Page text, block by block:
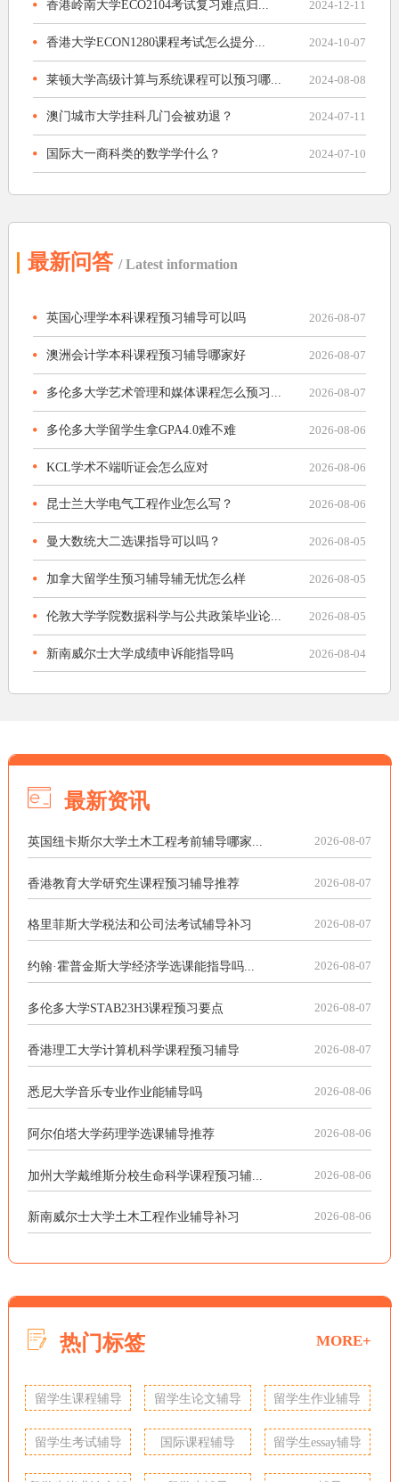
香港岭南大学ECO2104考试复习难点归... 2024-12-11
香港大学ECON1280课程考试怎么提分... 2024-10-07
莱顿大学高级计算与系统课程可以预习哪... 2024-08-08
澳门城市大学挂科几门会被劝退？ 2024-07-11
国际大一商科类的数学学什么？ 2024-07-10
最新问答 / Latest information
英国心理学本科课程预习辅导可以吗 2026-08-07
澳洲会计学本科课程预习辅导哪家好 2026-08-07
多伦多大学艺术管理和媒体课程怎么预习... 2026-08-07
多伦多大学留学生拿GPA4.0难不难 2026-08-06
KCL学术不端听证会怎么应对 2026-08-06
昆士兰大学电气工程作业怎么写？ 2026-08-06
曼大数统大二选课指导可以吗？ 2026-08-05
加拿大留学生预习辅导辅无忧怎么样 2026-08-05
伦敦大学学院数据科学与公共政策毕业论... 2026-08-05
新南威尔士大学成绩申诉能指导吗 2026-08-04
最新资讯
英国纽卡斯尔大学土木工程考前辅导哪家... 2026-08-07
香港教育大学研究生课程预习辅导推荐 2026-08-07
格里菲斯大学税法和公司法考试辅导补习 2026-08-07
约翰·霍普金斯大学经济学选课能指导吗... 2026-08-07
多伦多大学STAB23H3课程预习要点 2026-08-07
香港理工大学计算机科学课程预习辅导 2026-08-07
悉尼大学音乐专业作业能辅导吗 2026-08-06
阿尔伯塔大学药理学选课辅导推荐 2026-08-06
加州大学戴维斯分校生命科学课程预习辅... 2026-08-06
新南威尔士大学土木工程作业辅导补习 2026-08-06
热门标签 MORE+
留学生课程辅导 留学生论文辅导 留学生作业辅导
留学生考试辅导 国际课程辅导 留学生essay辅导